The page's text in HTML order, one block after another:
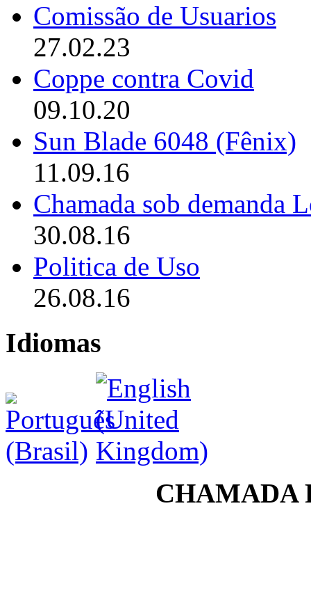
Comissão de Usuarios
27.02.23
Coppe contra Covid
09.10.20
Sun Blade 6048 (Fênix)
11.09.16
Chamada sob demanda
30.08.16
Politica de Uso
26.08.16
Idiomas
CHAMADA